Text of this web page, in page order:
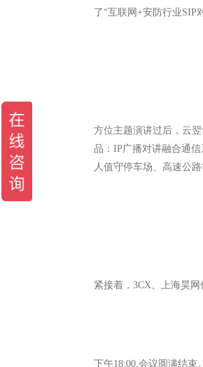
了“互联网+安防行业SIP
方位主题演讲过后，云
品：IP广播对讲融合通
人值守停车场、高速公
紧接着，3CX、上海昊
下午18:00,会议圆满结束